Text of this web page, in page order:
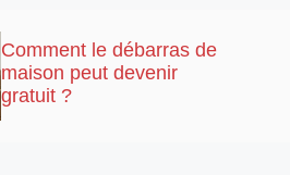
Comment le débarras de
maison peut devenir
gratuit ?